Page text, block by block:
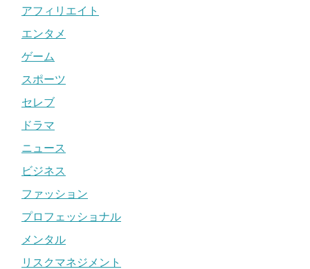
アフィリエイト
エンタメ
ゲーム
スポーツ
セレブ
ドラマ
ニュース
ビジネス
ファッション
プロフェッショナル
メンタル
リスクマネジメント